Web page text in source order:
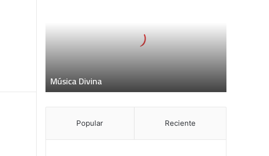
n
Música Divina
Popular Reciente